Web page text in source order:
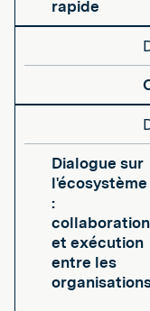
rapide
Dialogue sur
l'écosystème
:
collaboration
et exécution
entre les